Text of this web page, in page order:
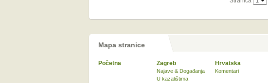
Mapa stranice
Početna Zagreb
Najave & Događanja
U kazalištima
Hrvatska
Komentari